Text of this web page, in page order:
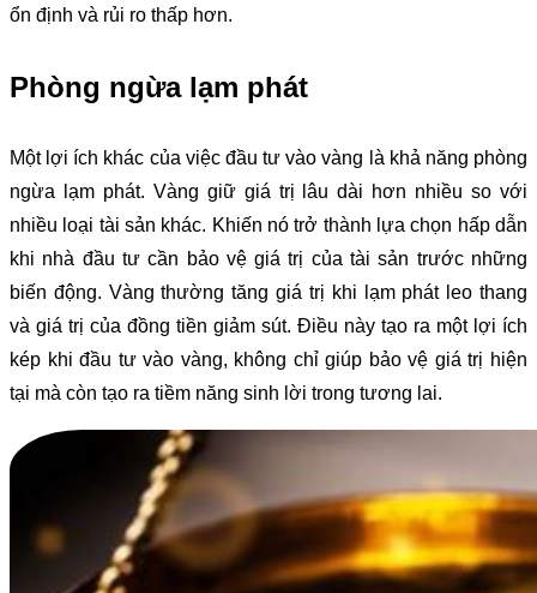
ổn định và rủi ro thấp hơn.
Phòng ngừa lạm phát
Một lợi ích khác của việc đầu tư vào vàng là khả năng phòng
ngừa lạm phát. Vàng giữ giá trị lâu dài hơn nhiều so với
nhiều loại tài sản khác. Khiến nó trở thành lựa chọn hấp dẫn
khi nhà đầu tư cần bảo vệ giá trị của tài sản trước những
biến động. Vàng thường tăng giá trị khi lạm phát leo thang
và giá trị của đồng tiền giảm sút. Điều này tạo ra một lợi ích
kép khi đầu tư vào vàng, không chỉ giúp bảo vệ giá trị hiện
tại mà còn tạo ra tiềm năng sinh lời trong tương lai.